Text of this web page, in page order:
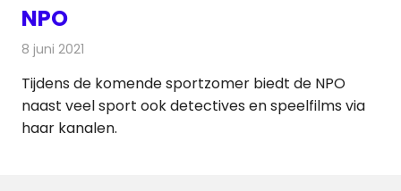
NPO
8 juni 2021
Tijdens de komende sportzomer biedt de NPO
naast veel sport ook detectives en speelfilms via
haar kanalen.